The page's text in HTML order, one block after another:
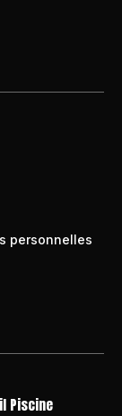
personnelles
Piscine